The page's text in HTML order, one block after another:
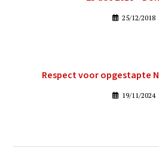
25/12/2018
Respect voor opgestapte
19/11/2024